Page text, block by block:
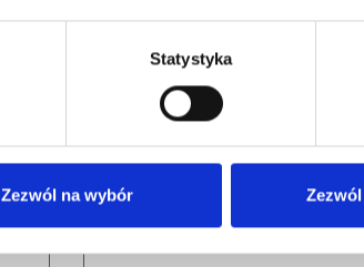
Statystyka
Zezwól na wybór